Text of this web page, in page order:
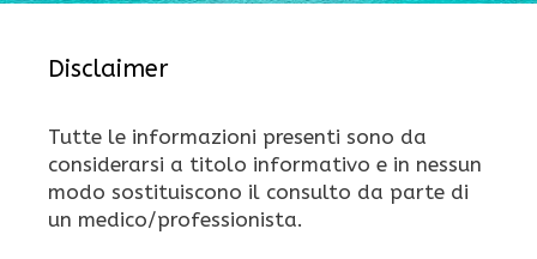
Disclaimer
Tutte le informazioni presenti sono da
considerarsi a titolo informativo e in nessun
modo sostituiscono il consulto da parte di
un medico/professionista.